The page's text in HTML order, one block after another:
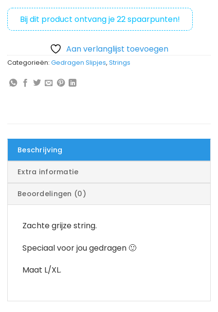
Bij dit product ontvang je22spaarpunten!
Aan verlanglijst toevoegen
Categorieën: Gedragen Slipjes, Strings
Beschrijving
Extra informatie
Beoordelingen (0)
Zachte grijze string.
Speciaal voor jou gedragen 🙂
Maat L/XL.